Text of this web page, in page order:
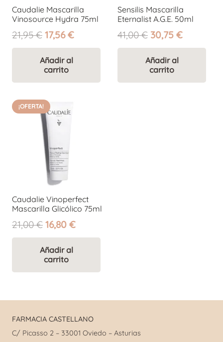
Caudalie Mascarilla
Vinosource Hydra 75ml
21,95€ El
precio
original
era:
21,95 €.
17,56€El
precio
17,56 €.
Añadir al
carrito
Sensilis Mascarilla
Eternalist A.G.E. 50ml
41,00€ El
precio
original
era:
41,00 €.
30,75 €El
precio
30,75 €.
Añadir al
carrito
¡OFERTA!
Caudalie Vinoperfect
Mascarilla Glicólico 75ml
21,00€ El
precio
original
era:
21,00 €.
16,80 €El
precio
16,80 €.
Añadir al
carrito
FARMACIA CASTELLANO
C/ Picasso 2 – 33001 Oviedo – Asturias